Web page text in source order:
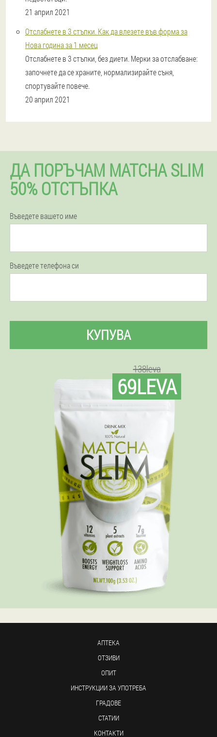
21 април 2021
Отслабнете в 3 стъпки. Как да влезете във форма за
Нова година за 1 месец
Отслабнете в 3 стъпки, без диети. Мерки за отслабване:
започнете да се храните, нормализирайте съня,
спортувайте повече.
20 април 2021
ДА ПОРЪЧАМ MATCHA SLIM
50% ОТСТЪПКА
Въведете вашето име
Въведете телефона си
КУПУВА
138leva
69LEVA
АПТЕКА
ОТЗИВИ
ОПИТ
ИНСТРУКЦИИ ЗА УПОТРЕБА
ГРАДОВЕ
СТАТИИ
КОНТАКТИ